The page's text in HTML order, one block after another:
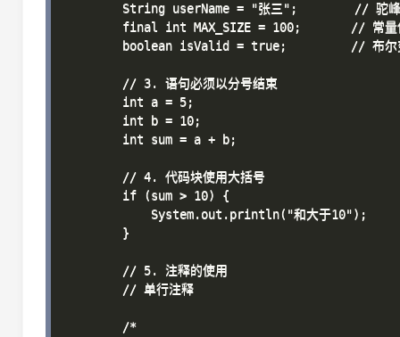
String userName = "张三";        // 驼峰
final int MAX_SIZE = 100;       // 常量
boolean isValid = true;         // 布尔
        // 3. 语句必须以分号结束
        int a = 5;
        int b = 10;
        int sum = a + b;
        // 4. 代码块使用大括号
        if (sum > 10) {
            System.out.println("和大于10");
        }
        // 5. 注释的使用
        // 单行注释
        /*